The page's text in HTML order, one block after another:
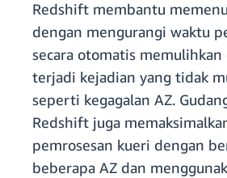
Redshift membantu
dengan mengurangi waktu
secara otomatis
terjadi kejadian yang tidak
seperti kegagalan AZ.
Redshift juga
pemrosesan kueri dengan
beberapa AZ dan